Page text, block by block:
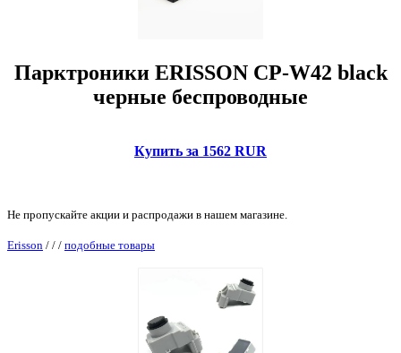
Парктроники ERISSON CP-W42 black
черные беспроводные
Купить за 1562 RUR
Не пропускайте акции и распродажи в нашем магазине.
Erisson / / / подобные товары